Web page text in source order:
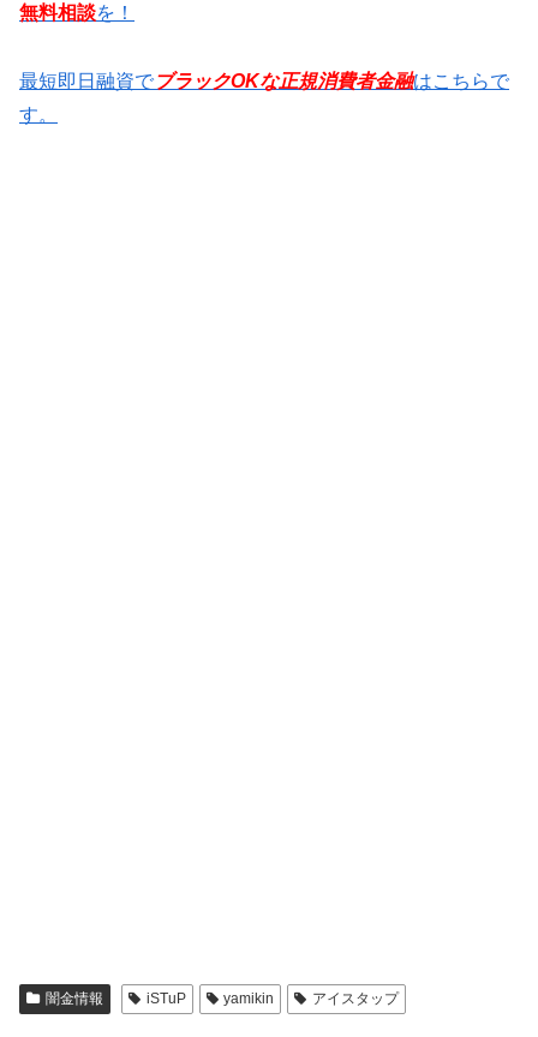
無料相談を！
最短即日融資でブラックOKな正規消費者金融はこちらで
す。
闇金情報 iSTuP yamikin アイスタップ